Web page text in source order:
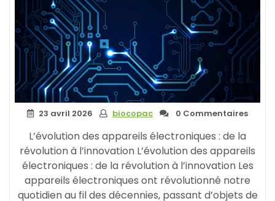
23 avril 2026 biocopac 0 Commentaires
L’évolution des appareils électroniques : de la
révolution à l’innovation L’évolution des appareils
électroniques : de la révolution à l’innovation Les
appareils électroniques ont révolutionné notre
quotidien au fil des décennies, passant d’objets de